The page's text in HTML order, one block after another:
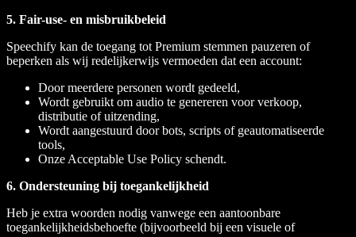
5. Fair-use- en misbruikbeleid
Speechify kan de toegang tot Premium stemmen pauzeren of
beperken als wij redelijkerwijs vermoeden dat een account:
Door meerdere personen wordt gedeeld,
Wordt gebruikt om audio te genereren voor verkoop,
distributie of uitzending,
Wordt aangestuurd door bots, scripts of geautomatiseerde
tools,
Onze Acceptable Use Policy schendt.
6. Ondersteuning bij toegankelijkheid
Heb je extra woorden nodig vanwege een aantoonbare
toegankelijkheidsbehoefte (bijvoorbeeld bij een visuele of